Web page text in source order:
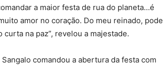
a maior festa de rua do planeta…é
amor no coração. Do meu reinado, pode
na paz”, revelou a majestade.
comandou a abertura da festa com